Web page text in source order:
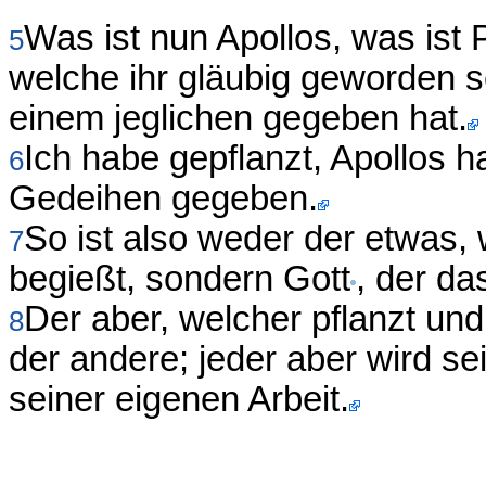
5Was ist nun Apollos, was ist
welche ihr gläubig geworden
einem jeglichen gegeben hat.
6Ich habe gepflanzt, Apollos
Gedeihen gegeben.
7So ist also weder der etwas,
begießt, sondern Gott , der
8Der aber, welcher pflanzt
der andere; jeder aber wird
seiner eigenen Arbeit.